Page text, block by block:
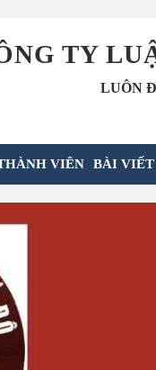
TY
LUÔN
VIÊN BÀI